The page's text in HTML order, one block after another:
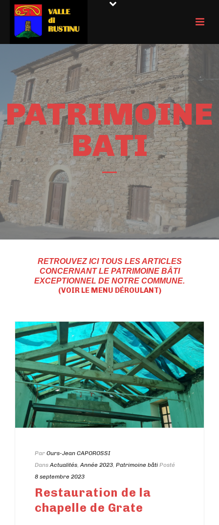
PATRIMOINE
BATI
RETROUVEZ ICI TOUS LES ARTICLES
CONCERNANT LE PATRIMOINE BÂTI
EXCEPTIONNEL DE NOTRE COMMUNE.
(VOIR LE MENU DÉROULANT)
Par Ours-Jean CAPOROSSI
DansActualités,Année 2023, Patrimoine bâti Posté
8 septembre 2023
Restauration de la
chapelle de Grate